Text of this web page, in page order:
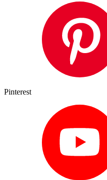
Pinterest